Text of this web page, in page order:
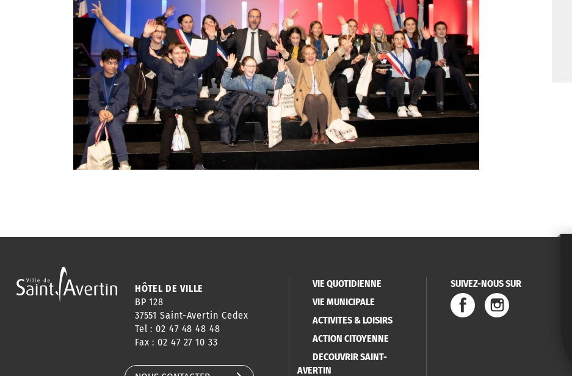
HÔTEL DE VILLE
BP 128
37551 Saint-Avertin Cedex
Tel : 02 47 48 48 48
Fax : 02 47 27 10 33
VIE QUOTIDIENNE
VIE MUNICIPALE
ACTIVITES & LOISIRS
ACTION CITOYENNE
DECOUVRIR SAINT-
AVERTIN
SUIVEZ-NOUS SUR